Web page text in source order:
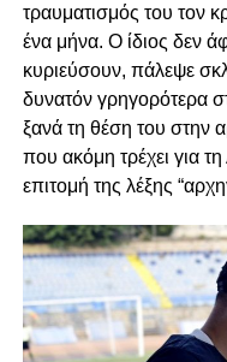
τραυματισμός του τον
ένα μήνα. Ο ίδιος δεν
κυριεύσουν, πάλεψε
δυνατόν γρηγορότερα
ξανά τη θέση του στην
που ακόμη τρέχει για
επιτομή της λέξης